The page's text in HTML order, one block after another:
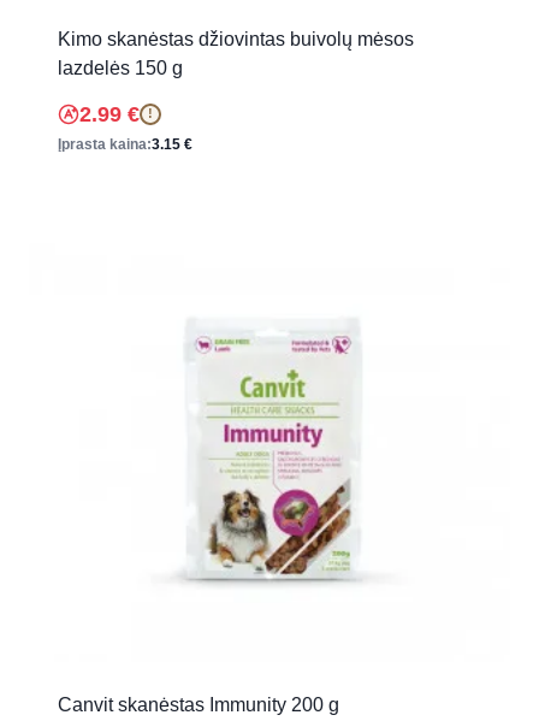
Kimo skanėstas džiovintas buivolų mėsos
lazdelės 150 g
2.99 € !
Įprasta kaina:3.15 €
Canvit skanėstas Immunity 200 g